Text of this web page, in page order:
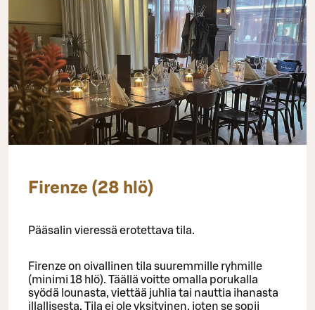
Firenze (28 hlö)
Pääsalin vieressä erotettava tila.
Firenze on oivallinen tila suuremmille ryhmille
(minimi 18 hlö). Täällä voitte omalla porukalla
syödä lounasta, viettää juhlia tai nauttia ihanasta
illallisesta. Tila ei ole yksityinen, joten se sopii